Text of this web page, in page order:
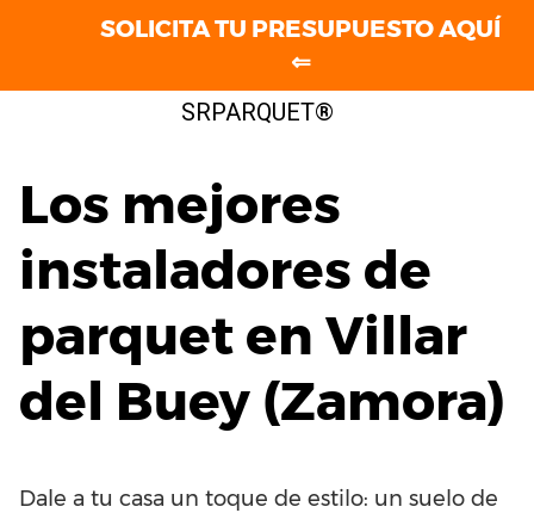
SRPARQUET®
Los mejores
instaladores de
parquet en Villar
del Buey (Zamora)
Dale a tu casa un toque de estilo: un suelo de
SOLICITA TU PRESUPUESTO AQUÍ
⇐